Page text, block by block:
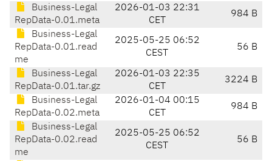
Business-Legal
RepData-0.01.meta
2026-01-03 22:31
CET
984 B
Business-Legal
RepData-0.01.read
me
2025-05-25 06:52
CEST
56 B
Business-Legal
RepData-0.01.tar.gz
2026-01-03 22:35
CET
3224 B
Business-Legal
RepData-0.02.meta
2026-01-04 00:15
CET
984 B
Business-Legal
RepData-0.02.read
me
2025-05-25 06:52
CEST
56 B